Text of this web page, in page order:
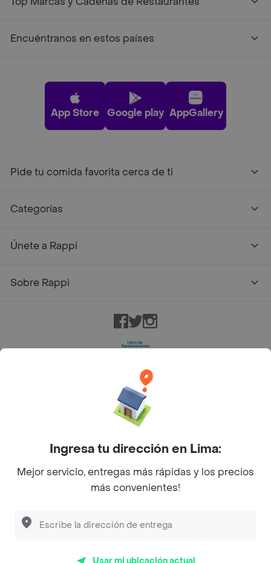
Encuéntranos en estos países
App Store Google play AppGallery
Pide tu comida favorita cerca de ti
Categorías
Únete a Rappi
Sobre Rappi
Facebook
TwitterInstagram
Rappi Inc. All rights reserved.
Ingresa tu dirección en Lima:
Mejor servicio, entregas más rápidas y los precios
más convenientes!